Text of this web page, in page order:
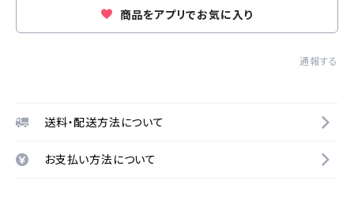
商品をアプリでお気に入り
通報する
送料・配送方法について
お支払い方法について